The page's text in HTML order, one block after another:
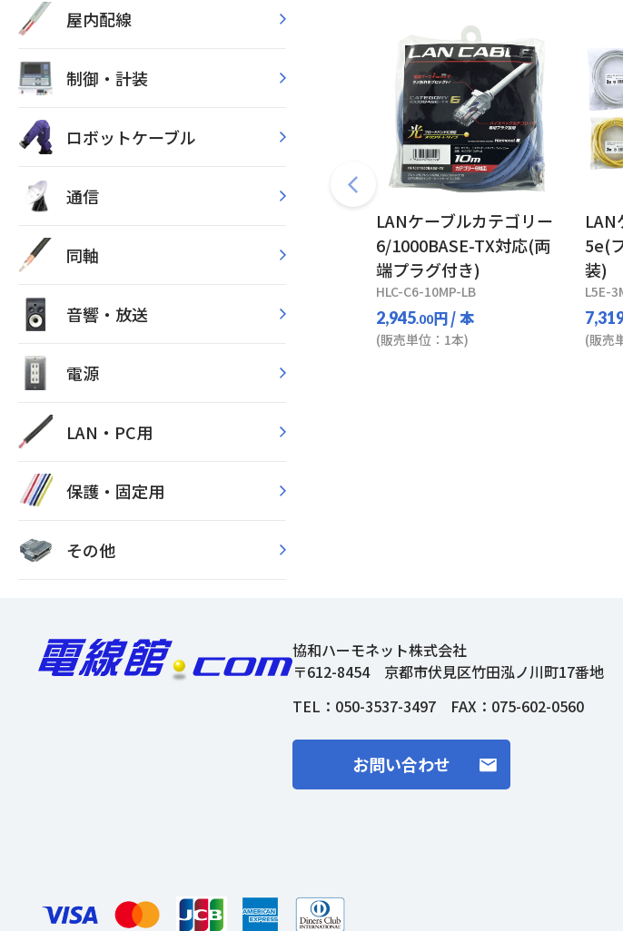
屋内配線
制御・計装
ロボットケーブル
通信
同軸
音響・放送
電源
LAN・PC用
保護・固定用
その他
LANケーブルカテゴリー
6/1000BASE-TX対応(両
端プラグ付き)
HLC-C6-10MP-LB
2,945.00円/ 本
(販売単位：1本)
LAN
5e(
装)
L5E-
(販売
協和ハーモネット株式会社
〒612-8454 京都市伏見区竹田泓ノ川町17番地
TEL： 050-3537-3497 FAX：075-602-0560
お問い合わせ